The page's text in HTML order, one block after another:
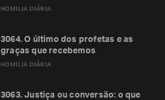
HOMILIA DIÁRIA
HOMILIA DIÁRIA
3064. O último dos profetas e as
graças que recebemos
3063. Justiça ou conversão: o que